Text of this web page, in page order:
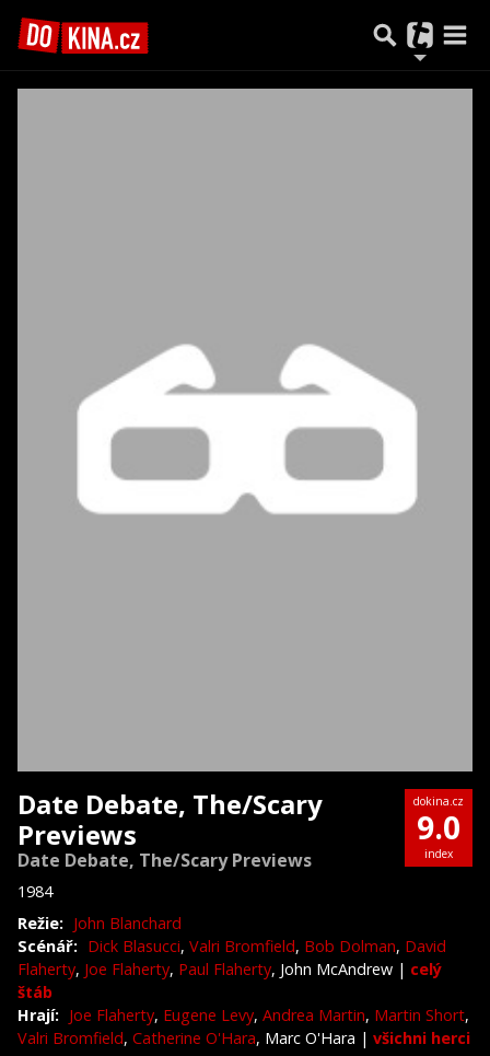
Date Debate, The/Scary
Previews
Date Debate, The/Scary Previews
1984
dokina.cz
9.0
index
Režie: John Blanchard
Scénář: Dick Blasucci, Valri Bromfield, Bob Dolman, David
Flaherty, Joe Flaherty, Paul Flaherty, John McAndrew | celý
štáb
Hrají: Joe Flaherty, Eugene Levy, Andrea Martin, Martin Short,
Valri Bromfield, Catherine O'Hara, Marc O'Hara | všichni herci